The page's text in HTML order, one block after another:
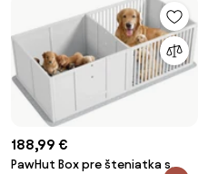
188,99 €
PawHut Box pre šteniatka s